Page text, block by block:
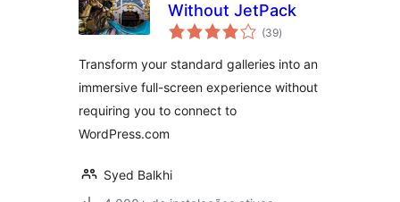
Without JetPack
(39total
de
)
Transform your standard galleries into an
immersive full-screen experience without
requiring you to connect to
WordPress.com
Syed Balkhi